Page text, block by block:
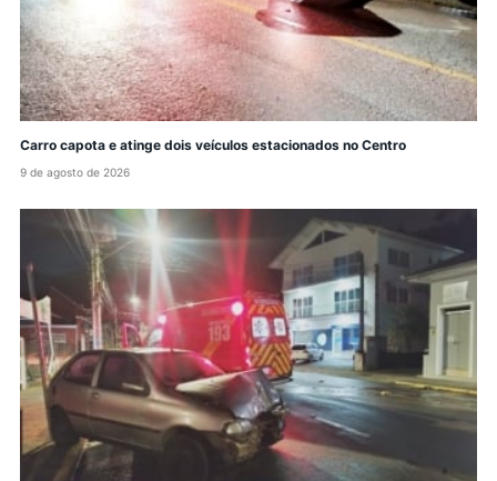
Carro capota e atinge dois veículos estacionados no Centro
9 de agosto de 2026